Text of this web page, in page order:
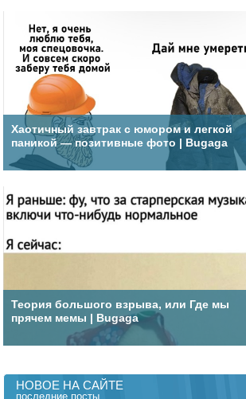
Хаотичный завтрак с юмором и легкой
паникой — позитивные фото | Bugaga
Теория большого взрыва, или Где мы
прячем мемы | Bugaga
НОВОЕ НА САЙТЕ
последние посты